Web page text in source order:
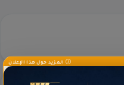
المزيد حول هذا الإعلان